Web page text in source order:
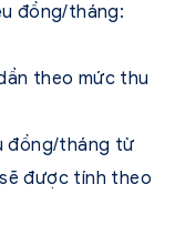
đồng/tháng:
theo mức thu
đồng/tháng từ
được tính theo